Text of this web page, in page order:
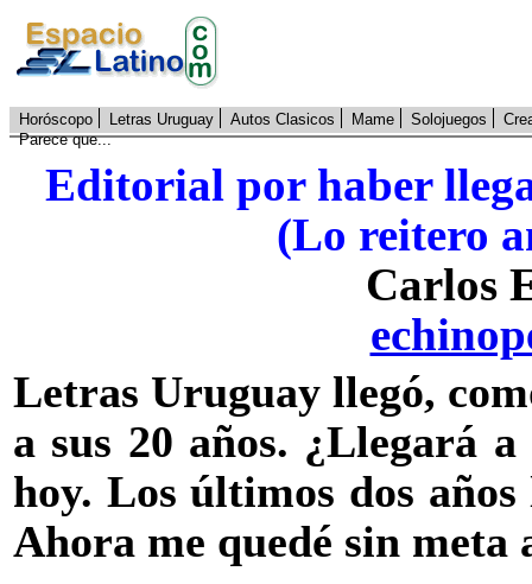
Horóscopo Letras Uruguay Autos Clasicos Mame Solojuegos
Parece que...
Editorial por haber
(Lo reitero
Carlos
Letras Uruguay llegó,
a sus 20 años. ¿Llegará
hoy. Los últimos dos
Ahora me quedé sin meta